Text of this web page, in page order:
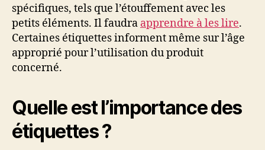
spécifiques, tels que l’étouffement avec les
petits éléments. Il faudra apprendre à les lire.
Certaines étiquettes informent même sur l’âge
approprié pour l’utilisation du produit
concerné.
Quelle est l’importance des
étiquettes ?